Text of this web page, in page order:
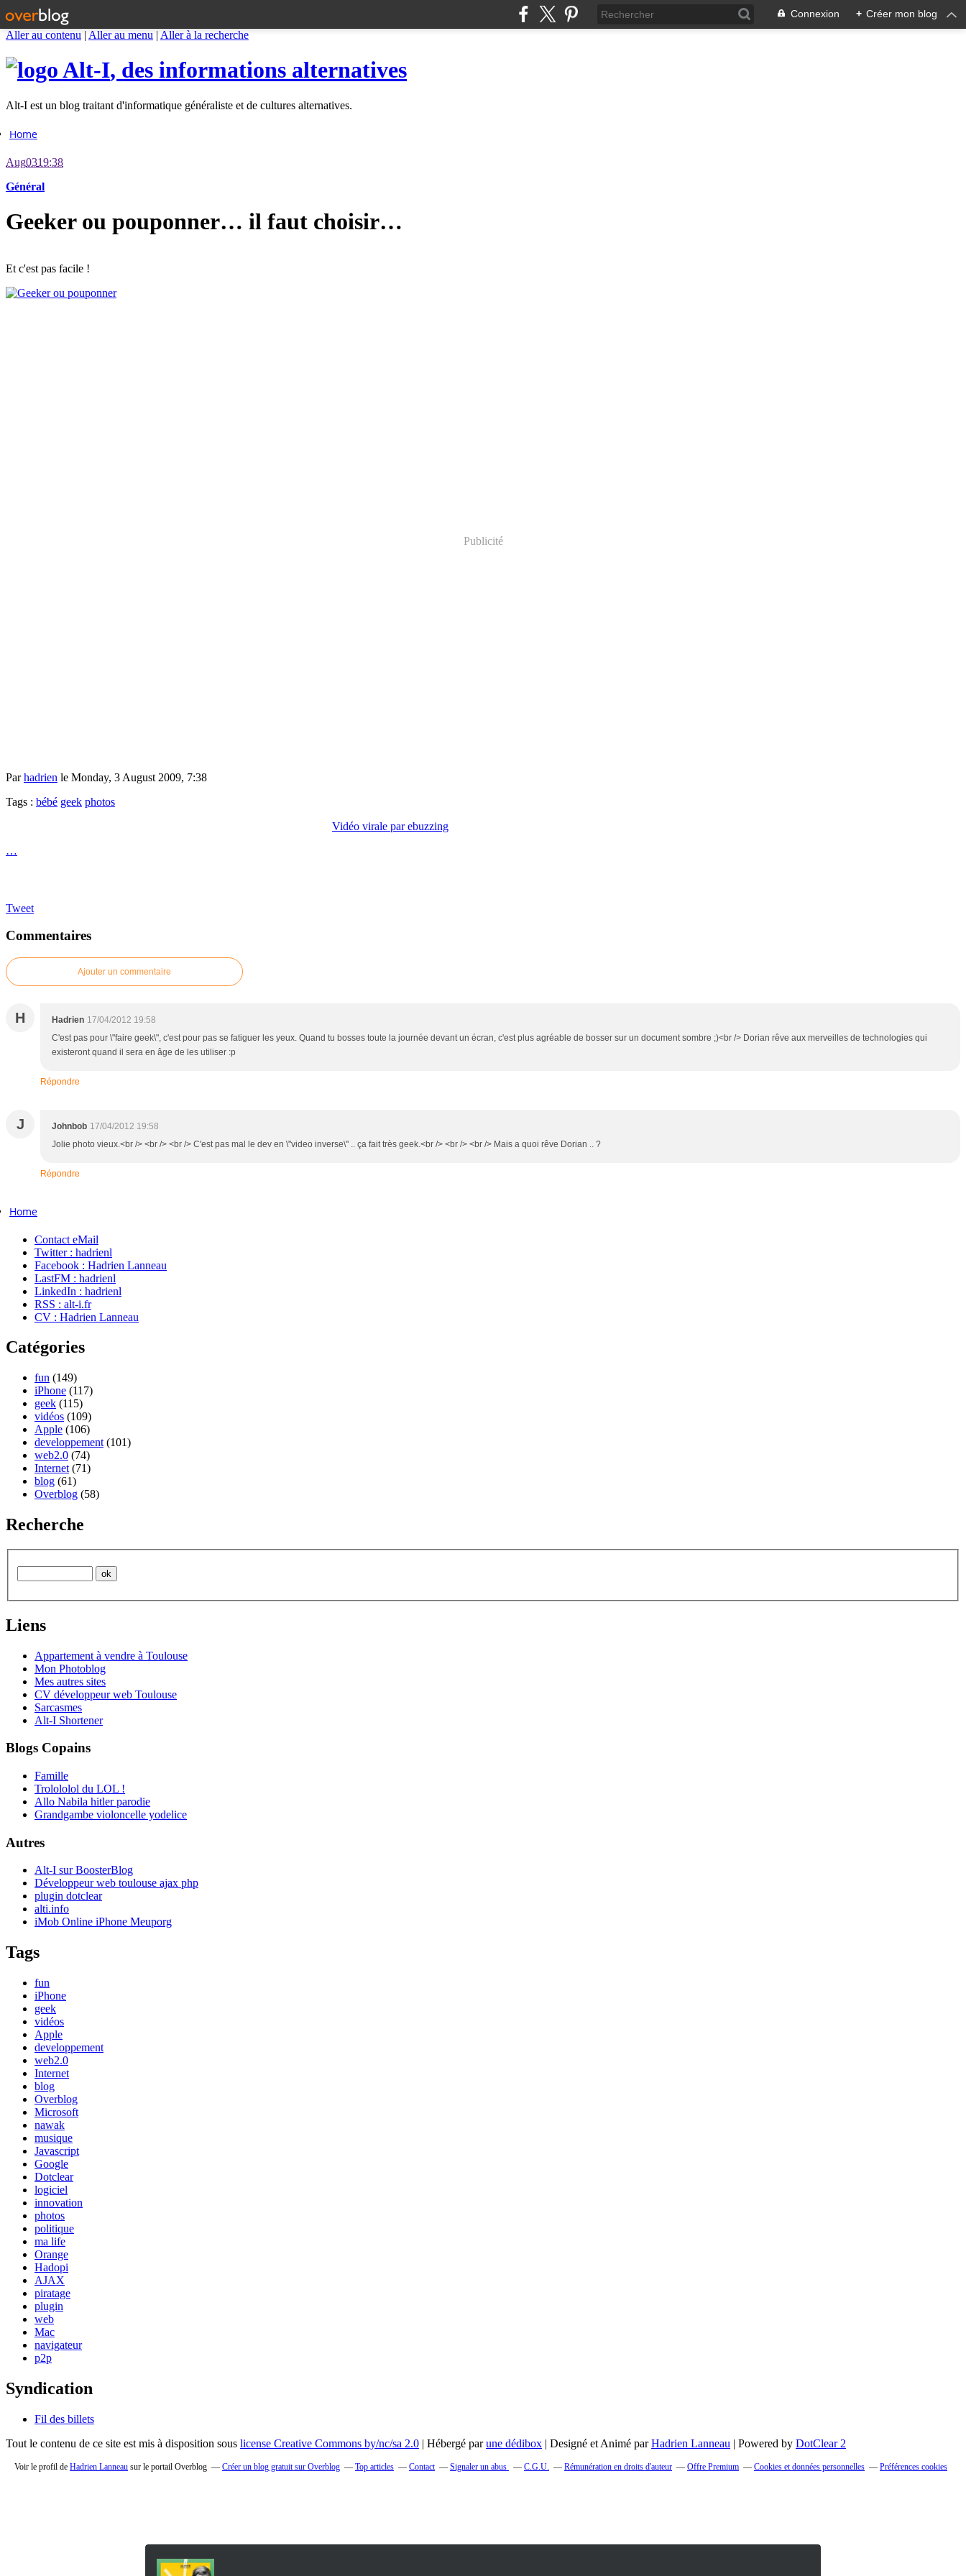
Connexion + Créer mon blog
Aller au contenu | Aller au menu | Aller à la recherche
Alt-I, des informations alternatives
Alt-I est un blog traitant d'informatique généraliste et de cultures alternatives.
Home
Aug0319:38
Général
Geeker ou pouponner… il faut choisir…
Et c'est pas facile !
Publicité
Parhadrien le Monday, 3 August 2009, 7:38
Tags : bébé geek photos
Vidéo virale par ebuzzing
…
Tweet
Commentaires
Ajouter un commentaire
H Hadrien 17/04/2012 19:58
C'est pas pour \"faire geek\", c'est pour pas se fatiguer les yeux. Quand tu bosses toute la journée devant un écran, c'est plus agréable de bosser sur un document sombre ;)<br /> Dorian rêve aux merveilles de technologies qui
existeront quand il sera en âge de les utiliser :p
Répondre
J Johnbob 17/04/2012 19:58
Jolie photo vieux.<br /> <br /> <br /> C'est pas mal le dev en \"video inverse\" .. ça fait très geek.<br /> <br /> <br /> Mais a quoi rêve Dorian .. ?
Répondre
Home
Contact eMail
Twitter : hadrienl
Facebook : Hadrien Lanneau
LastFM : hadrienl
LinkedIn : hadrienl
RSS : alt-i.fr
CV : Hadrien Lanneau
Catégories
fun (149)
iPhone (117)
geek (115)
vidéos (109)
Apple (106)
developpement (101)
web2.0 (74)
Internet (71)
blog (61)
Overblog (58)
Recherche
Liens
Appartement à vendre à Toulouse
Mon Photoblog
Mes autres sites
CV développeur web Toulouse
Sarcasmes
Alt-I Shortener
Blogs Copains
Famille
Trolololol du LOL !
Allo Nabila hitler parodie
Grandgambe violoncelle yodelice
Autres
Alt-I sur BoosterBlog
Développeur web toulouse ajax php
plugin dotclear
alti.info
iMob Online iPhone Meuporg
Tags
fun
iPhone
geek
vidéos
Apple
developpement
web2.0
Internet
blog
Overblog
Microsoft
nawak
musique
Javascript
Google
Dotclear
logiciel
innovation
photos
politique
ma life
Orange
Hadopi
AJAX
piratage
plugin
web
Mac
navigateur
p2p
Syndication
Fil des billets
Tout le contenu de ce site est mis à disposition sous license Creative Commons by/nc/sa 2.0 | Hébergé parune dédibox | Designé et Animé parHadrien Lanneau | Powered by DotClear 2
Voir le profil de Hadrien Lanneau sur le portail Overblog Créer un blog gratuit sur Overblog Top articles Contact Signaler un abus C.G.U. Rémunération en droits d'auteur Offre Premium Cookies et données personnelles Préférences cookies